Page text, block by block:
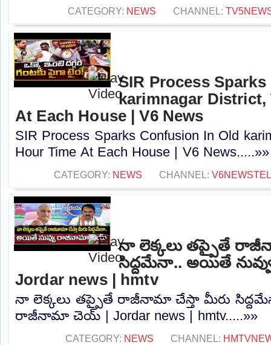
CATEGORY: NEWS CHANNEL:
SIR Process
karimnagar District,
At Each House | V6 News
SIR Process Sparks Confusion In Old
Hour Time At Each House | V6 News.....»»
CATEGORY: NEWS CHANNEL:
నా లెక్కలు తప్పైతే
సిద్దమేనా.. అయితే
Jordar news | hmtv
నా లెక్కలు తప్పైతే రాజీనామా చేస్తా మీరు
రాజీనామా చెయ్ | Jordar news | hmtv.....»»
CATEGORY: NEWS CHANNEL: